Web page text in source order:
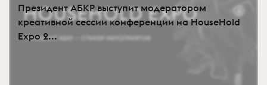
Президент АБКР выступит модератором
креативной сессии конференции на HouseHold
Expo 2...